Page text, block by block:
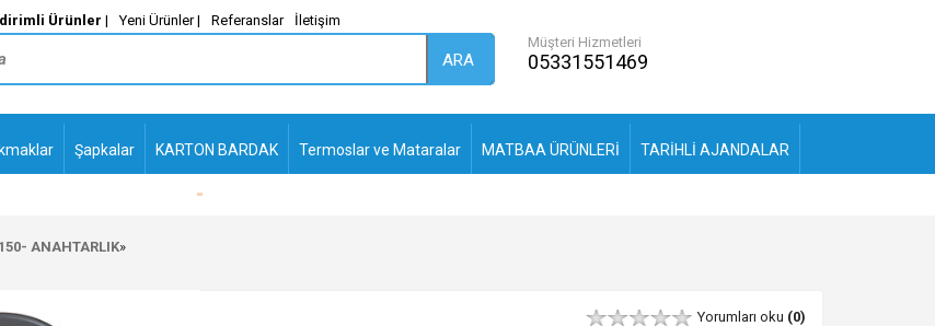
Ürünler | Yeni Ürünler | Referanslar İletişim
ARA
Müşteri Hizmetleri
05331551469
Şapkalar KARTON BARDAK Termoslar ve Mataralar MATBAA ÜRÜNLERİ TARİHLİ AJANDALAR
PLASTİK TÜKENMEZ
Me-
»
ANAHTARLIK
Yorumları oku (0)